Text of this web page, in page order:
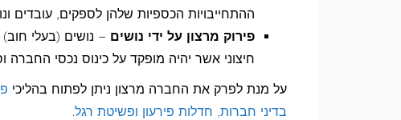
ההתחייבויות הכספיות שלהן לספקים, עובדים ונושים אחרים בתוך 12
פירוק מרצון על ידי נושים – נושים (בעלי
חיצוני אשר יהיה מופקד על כינוס נכסי החברה
על מנת לפרק את החברה מרצון ניתן לפתוח בהליכי
בדיני חברות, חדלות פירעון ופשיטת רגל.